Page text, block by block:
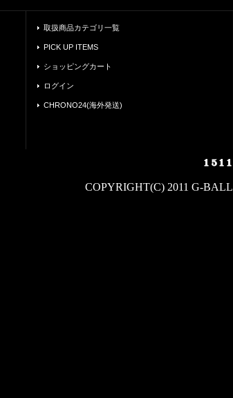
取扱商品カテゴリ一覧
PICK UP ITEMS
ショッピングカート
ログイン
CHRONO24(海外発送)
COPYRIGHT(C) 2011 G-